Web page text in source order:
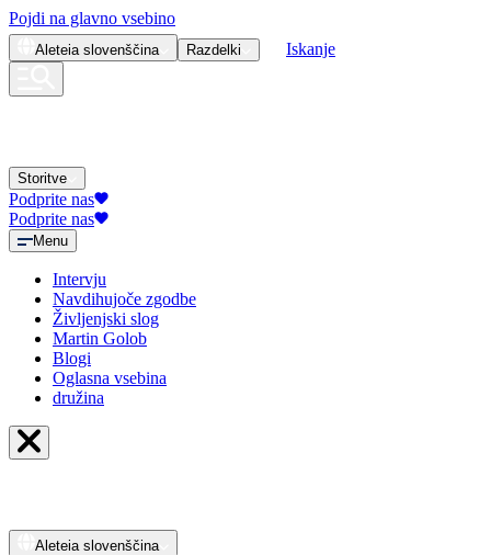
Pojdi na glavno vsebino
Aleteia slovenščina Razdelki Iskanje
Storitve
Podprite nas
Podprite nas
Menu
Intervju
Navdihujoče zgodbe
Življenjski slog
Martin Golob
Blogi
Oglasna vsebina
družina
Aleteia slovenščina